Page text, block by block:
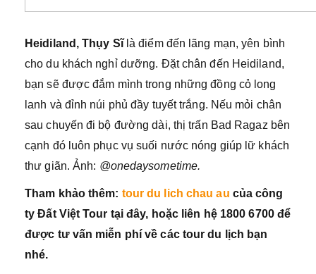
Heidiland, Thụy Sĩ là điểm đến lãng mạn, yên bình
cho du khách nghỉ dưỡng. Đặt chân đến Heidiland,
bạn sẽ được đắm mình trong những đồng cỏ long
lanh và đỉnh núi phủ đầy tuyết trắng. Nếu mỏi chân
sau chuyến đi bộ đường dài, thị trấn Bad Ragaz bên
cạnh đó luôn phục vụ suối nước nóng giúp lữ khách
thư giãn. Ảnh: @onedaysometime.
Tham khảo thêm: tour du lich chau au của công
ty Đất Việt Tour tại đây, hoặc liên hệ 1800 6700 để
được tư vấn miễn phí về các tour du lịch bạn
nhé.